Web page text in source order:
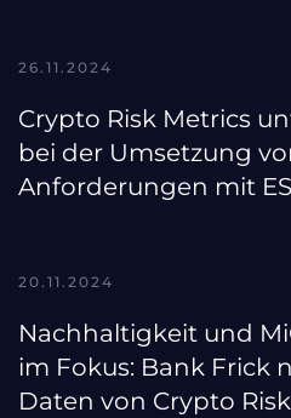
26.11.2024
Crypto Risk Metrics
bei der Umsetzung
Anforderungen mit
20.11.2024
Nachhaltigkeit und
im Fokus: Bank Frick
Daten von Crypto